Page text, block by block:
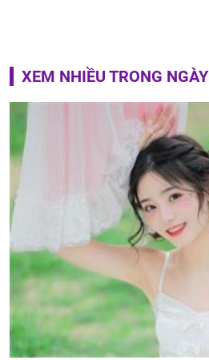
XEM NHIỀU TRONG NGÀY